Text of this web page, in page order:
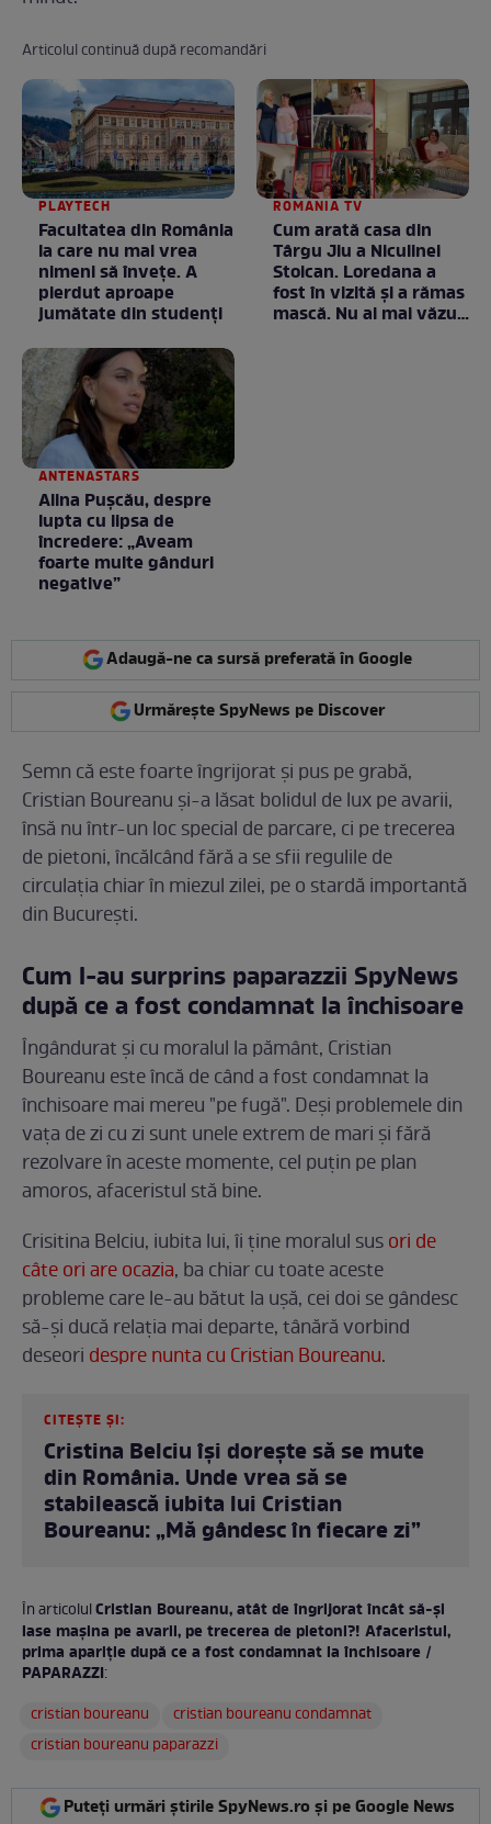
Articolul continuă după recomandări
PLAYTECH
Facultatea din România
la care nu mai vrea
nimeni să înveţe. A
pierdut aproape
jumătate din studenţi
ROMANIA TV
Cum arată casa din
Târgu Jiu a Niculinei
Stoican. Loredana a
fost în vizită și a rămas
mască. Nu ai mai văzut
ANTENASTARS
Alina Pușcău, despre
lupta cu lipsa de
încredere: „Aveam
foarte multe gânduri
negative”
Adaugă-ne ca sursă preferată în Google
Urmărește SpyNews pe Discover
Semn că este foarte îngrijorat și pus pe grabă,
Cristian Boureanu și-a lăsat bolidul de lux pe avarii,
însă nu într-un loc special de parcare, ci pe trecerea
de pietoni, încălcând fără a se sfii regulile de
circulația chiar în miezul zilei, pe o stardă importantă
din București.
Cum l-au surprins paparazzii SpyNews
după ce a fost condamnat la închisoare
Îngândurat și cu moralul la pământ, Cristian
Boureanu este încă de când a fost condamnat la
închisoare mai mereu "pe fugă". Deși problemele din
vața de zi cu zi sunt unele extrem de mari și fără
rezolvare în aceste momente, cel puțin pe plan
amoros, afaceristul stă bine.
Crisitina Belciu, iubita lui, îi ține moralul susori de
câte ori are ocazia, ba chiar cu toate aceste
probleme care le-au bătut la ușă, cei doi se gândesc
să-și ducă relația mai departe, tânără vorbind
deseori despre nunta cu Cristian Boureanu.
CITEȘTE ȘI:
Cristina Belciu își dorește să se mute
din România. Unde vrea să se
stabilească iubita lui Cristian
Boureanu: „Mă gândesc în fiecare zi”
În articolulCristian Boureanu, atât de îngrijorat încât să-și
lase mașina pe avarii, pe trecerea de pietoni?! Afaceristul,
prima apariție după ce a fost condamnat la închisoare /
PAPARAZZI:
cristian boureanu
cristian boureanu condamnat
cristian boureanu paparazzi
Puteți urmări știrile SpyNews.ro și pe Google News